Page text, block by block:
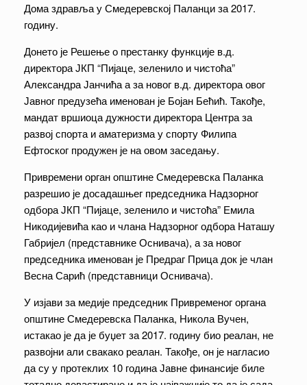
Дома здравља у Смедеревској Паланци за 2017.
годину.
Донето је Решење о престанку функције в.д.
директора ЈКП “Пијаце, зеленило и чистоћа”
Александра Јанчића а за новог в.д. директора овог
Јавног предузећа именован је Бојан Бећић. Такође,
мандат вршиоца дужности директора Центра за
развој спорта и аматеризма у спорту Филипа
Ефтоског продужен је на овом заседању.
Привремени орган општине Смедеревска Паланка
разрешио је досадашњег председника Надзорног
одбора ЈКП “Пијаце, зеленило и чистоћа” Емила
Никодијевића као и члана Надзорног одбора Наташу
Габријел (представнике Оснивача), а за новог
председника именован је Предраг Прица док је члан
Весна Сарић (представници Оснивача).
У изјави за медије председник Привременог органа
општине Смедеревска Паланка, Никола Вучен,
истакао је да је буџет за 2017. годину био реалан, не
развојни али свакако реалан. Такође, он је нагласио
да су у протеклих 10 година Јавне финансије биле